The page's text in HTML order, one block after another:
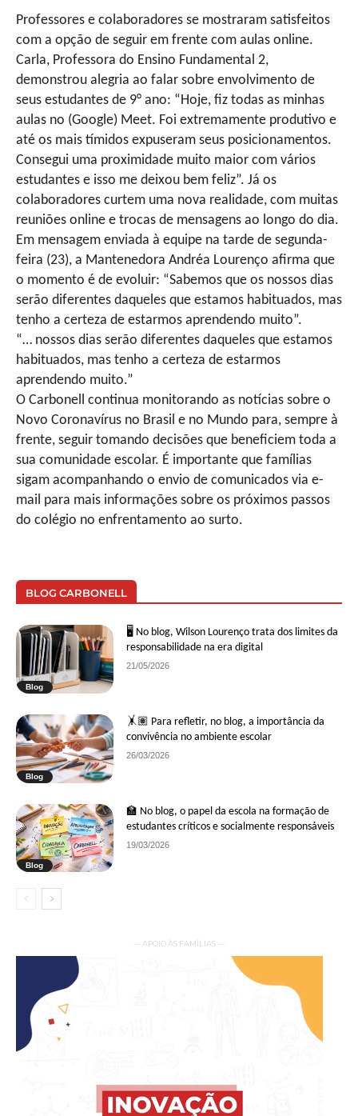
Professores e colaboradores se mostraram satisfeitos
com a opção de seguir em frente com aulas online.
Carla, Professora do Ensino Fundamental 2,
demonstrou alegria ao falar sobre envolvimento de
seus estudantes de 9° ano: “Hoje, fiz todas as minhas
aulas no (Google) Meet. Foi extremamente produtivo e
até os mais tímidos expuseram seus posicionamentos.
Consegui uma proximidade muito maior com vários
estudantes e isso me deixou bem feliz”. Já os
colaboradores curtem uma nova realidade, com muitas
reuniões online e trocas de mensagens ao longo do dia.
Em mensagem enviada à equipe na tarde de segunda-
feira (23), a Mantenedora Andréa Lourenço afirma que
o momento é de evoluir: “Sabemos que os nossos dias
serão diferentes daqueles que estamos habituados, mas
tenho a certeza de estarmos aprendendo muito”.
“… nossos dias serão diferentes daqueles que estamos
habituados, mas tenho a certeza de estarmos
aprendendo muito.”
O Carbonell continua monitorando as notícias sobre o
Novo Coronavírus no Brasil e no Mundo para, sempre à
frente, seguir tomando decisões que beneficiem toda a
sua comunidade escolar. É importante que famílias
sigam acompanhando o envio de comunicados via e-
mail para mais informações sobre os próximos passos
do colégio no enfrentamento ao surto.
BLOG CARBONELL
Blog
🖥 No blog, Wilson Lourenço trata dos limites da
responsabilidade na era digital
21/05/2026
Blog
🤸🏽 Para refletir, no blog, a importância da
convivência no ambiente escolar
26/03/2026
Blog
🏫 No blog, o papel da escola na formação de
estudantes críticos e socialmente responsáveis
19/03/2026
— APOIO ÀS FAMÍLIAS —